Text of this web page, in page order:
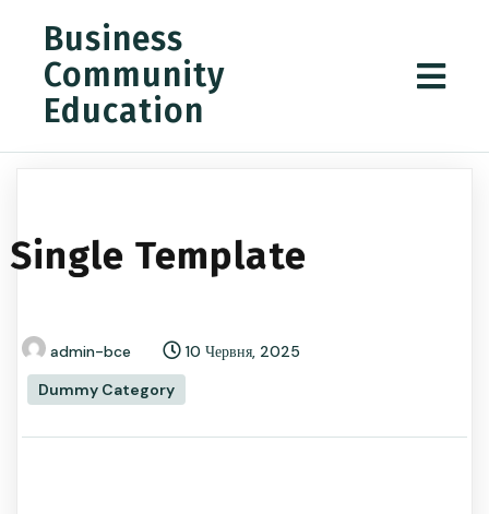
Business
Community
Education
Single Template
admin-bce
10 Червня, 2025
Dummy Category